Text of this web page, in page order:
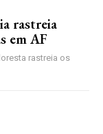
rastreia
em AF
rastreia os